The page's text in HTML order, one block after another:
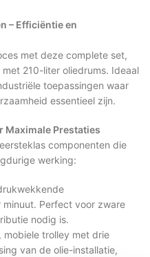
– Efficiëntie en
met deze complete set,
210-liter oliedrums. Ideaal
toepassingen waar
essentieel zijn.
Maximale Prestaties
componenten die
werking:
Perfect voor zware
nodig is.
mobiele trolley met drie
van de olie-installatie,